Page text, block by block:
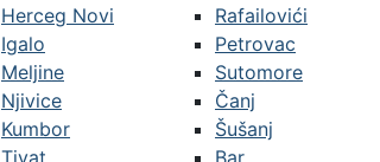
Herceg Novi
Igalo
Meljine
Njivice
Kumbor
Tivat
Rafailovići
Petrovac
Sutomore
Čanj
Šušanj
Bar